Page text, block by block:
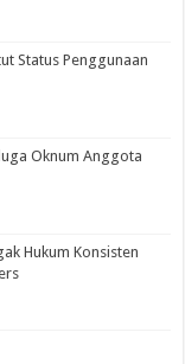
Status Penggunaan
Oknum Anggota
Hukum Konsisten